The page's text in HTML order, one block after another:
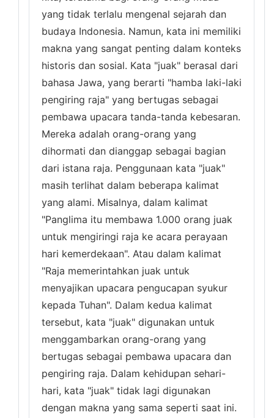
yang tidak terlalu mengenal sejarah dan
budaya Indonesia. Namun, kata ini memiliki
makna yang sangat penting dalam konteks
historis dan sosial. Kata "juak" berasal dari
bahasa Jawa, yang berarti "hamba laki-laki
pengiring raja" yang bertugas sebagai
pembawa upacara tanda-tanda kebesaran.
Mereka adalah orang-orang yang
dihormati dan dianggap sebagai bagian
dari istana raja. Penggunaan kata "juak"
masih terlihat dalam beberapa kalimat
yang alami. Misalnya, dalam kalimat
"Panglima itu membawa 1.000 orang juak
untuk mengiringi raja ke acara perayaan
hari kemerdekaan". Atau dalam kalimat
"Raja memerintahkan juak untuk
menyajikan upacara pengucapan syukur
kepada Tuhan". Dalam kedua kalimat
tersebut, kata "juak" digunakan untuk
menggambarkan orang-orang yang
bertugas sebagai pembawa upacara dan
pengiring raja. Dalam kehidupan sehari-
hari, kata "juak" tidak lagi digunakan
dengan makna yang sama seperti saat ini.